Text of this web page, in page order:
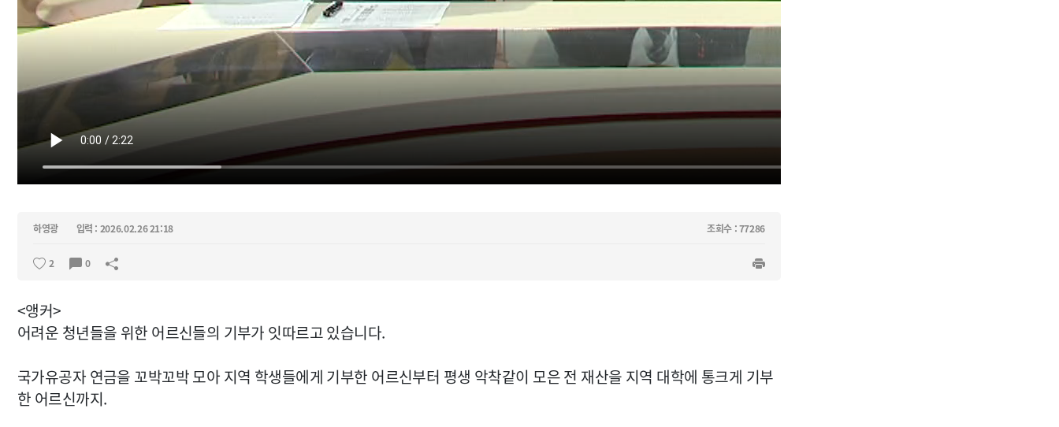
하영광 입력 : 2026.02.26 21:18 조회수 : 77286
2 0
<앵커>
어려운 청년들을 위한 어르신들의 기부가 잇따르고 있습니다.
국가유공자 연금을 꼬박꼬박 모아 지역 학생들에게 기부한 어르신부터 평생 악착같이 모은 전 재산을 지역 대학에 통크게 기부
한 어르신까지.